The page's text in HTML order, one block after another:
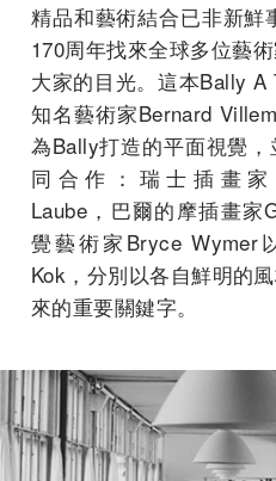
精品和藝術結合已非新
170周年找來全球多位藝
大家的目光。這本Bally A
知名藝術家Bernard
為Bally打造的平面視覺
同合作：瑞士插畫家
Laube，巴爾的摩插畫家
覺藝術家Bryce Wymer
Kok，分別以各自鮮明的
來的重要關鍵字。